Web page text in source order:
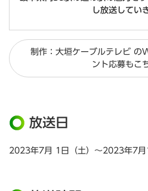
し放送してい
制作：大垣ケーブルテレビ
ント応募もこ
放送日
2023年7月 1日（土）～2023年7月